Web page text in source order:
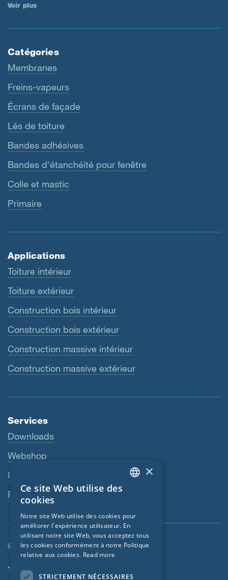
Voir plus
Catégories
Membranes
Freins-vapeurs
Écrans de façade
Lés de toiture
Bandes adhésives
Bandes d’étanchéité pour fenêtre
Colle et mastic
Primaire
Applications
Toiture intérieur
Toiture extérieur
Construction bois intérieur
Construction bois extérieur
Construction massive intérieur
Construction massive extérieur
Services
Downloads
Webshop
Interlocuteur
Revendeurs
© SIGA 2026
Jobs
ENGLISH
FRENCH
CZECH
LATVIAN
×
Ce site Web utilise des
cookies
Notre site Web utilise des cookies pour
améliorer l'expérience utilisateur. En
utilisant notre site Web, vous acceptez tous
les cookies conformément à notre Politique
relative aux cookies. Read more
STRICTEMENT NÉCESSAIRES